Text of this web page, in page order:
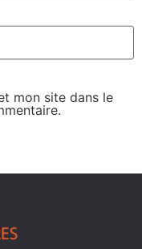
mon site dans le